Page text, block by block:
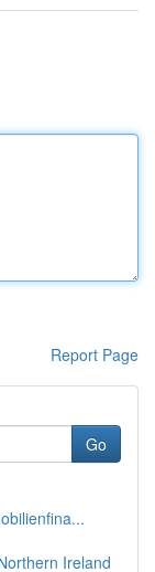
Report Page
Go
Ireland